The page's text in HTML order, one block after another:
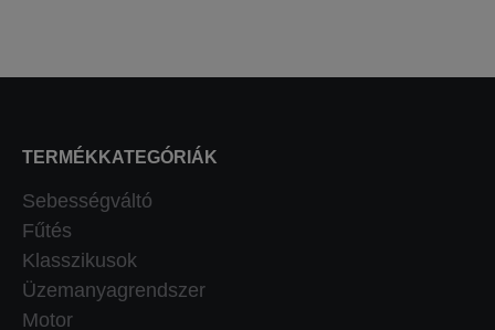
TERMÉKKATEGÓRIÁK
Sebességváltó
Fűtés
Klasszikusok
Üzemanyagrendszer
Motor